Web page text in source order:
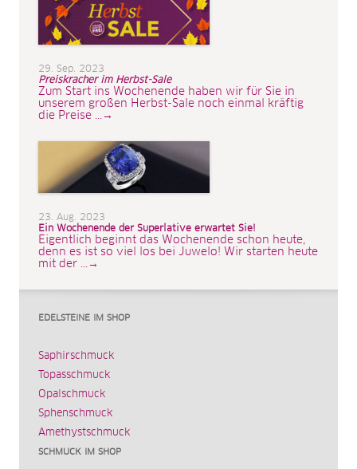
29. Sep. 2023
Preiskracher im Herbst-Sale
Zum Start ins Wochenende haben wir für Sie in
unserem großen Herbst-Sale noch einmal kräftig
die Preise ...→
23. Aug. 2023
Ein Wochenende der Superlative erwartet Sie!
Eigentlich beginnt das Wochenende schon heute,
denn es ist so viel los bei Juwelo! Wir starten heute
mit der ...→
EDELSTEINE IM SHOP
Saphirschmuck
Topasschmuck
Opalschmuck
Sphenschmuck
Amethystschmuck
SCHMUCK IM SHOP